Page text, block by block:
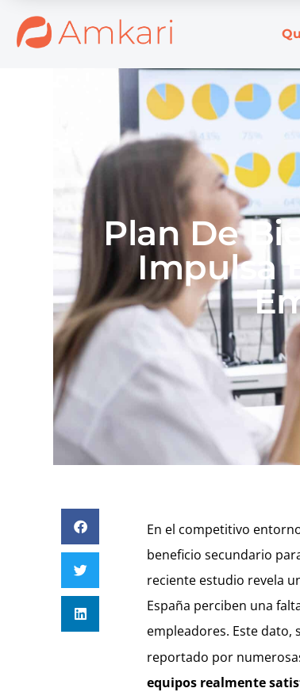
Plan De
Impulsa
En el competitivo
beneficio secundario
reciente estudio revela
España perciben una
empleadores. Este
reportado por
equipos realmente